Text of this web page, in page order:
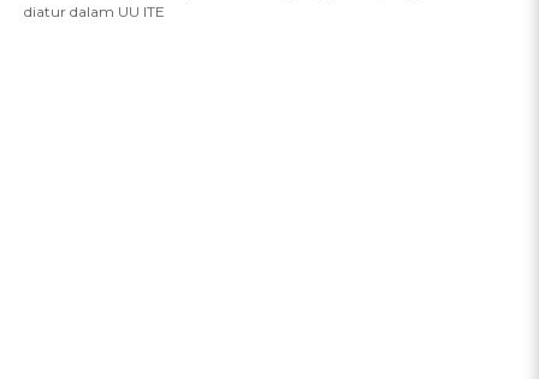
diatur dalam UU ITE